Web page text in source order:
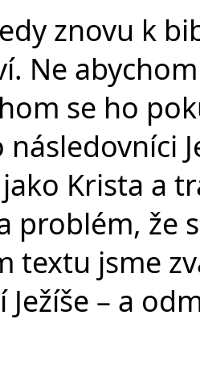
znovu k
Ne
se ho
Krista a
problém, že
textu jsme
Ježíše – a